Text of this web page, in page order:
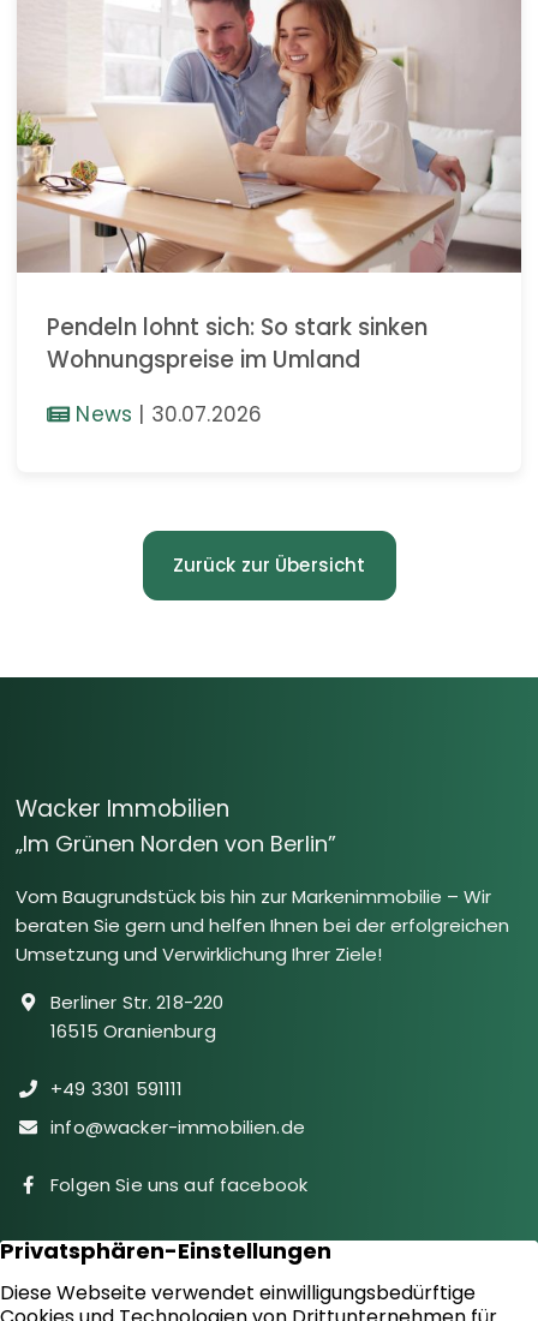
Pendeln lohnt sich: So stark sinken
Wohnungspreise im Umland
News | 30.07.2026
Zurück zur Übersicht
Wacker Immobilien
„Im Grünen Norden von Berlin”
Vom Baugrundstück bis hin zur Markenimmobilie – Wir
beraten Sie gern und helfen Ihnen bei der erfolgreichen
Umsetzung und Verwirklichung Ihrer Ziele!
Berliner Str. 218-220
16515 Oranienburg
+49 3301 591111
info@wacker-immobilien.de
Folgen Sie uns auf facebook
Immobilien
Downloads
Diensteistungen
Aktuelles